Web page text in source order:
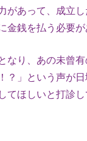
あって、成立
金銭を払う必要
なり、あの未曾
？」という声が
てほしいと打診